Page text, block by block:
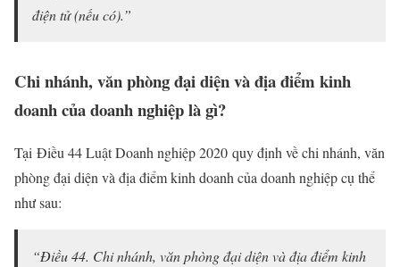
điện tử (nếu có).”
Chi nhánh, văn phòng đại diện và địa điểm kinh
doanh của doanh nghiệp là gì?
Tại Điều 44 Luật Doanh nghiệp 2020 quy định về chi nhánh, văn
phòng đại diện và địa điểm kinh doanh của doanh nghiệp cụ thể
như sau:
“Điều 44. Chi nhánh, văn phòng đại diện và địa điểm kinh